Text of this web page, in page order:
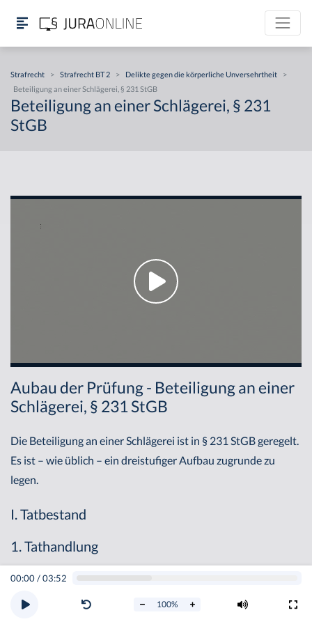
Strafrecht > Strafrecht BT 2 > Delikte gegen die körperliche Unversehrtheit
>
Beteiligung an einer Schlägerei, § 231 StGB
Beteiligung an einer Schlägerei, § 231
StGB
00:00/03:52
100%
Aubau der Prüfung - Beteiligung an einer
Schlägerei, § 231 StGB
Die Beteiligung an einer Schlägerei ist in § 231 StGB geregelt.
Es ist – wie üblich – ein dreistufiger Aufbau zugrunde zu
legen.
I. Tatbestand
1. Tathandlung
Im Tatbestand setzt die Beteiligung an einer Schlägerei
zunächst eine Tathandlung i.s.d. Absatzes 1 der Norm voraus.